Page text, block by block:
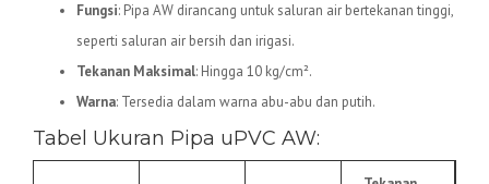
Fungsi: Pipa AW dirancang untuk saluran air bertekanan tinggi,
seperti saluran air bersih dan irigasi.
Tekanan Maksimal: Hingga 10 kg/cm².
Warna: Tersedia dalam warna abu-abu dan putih.
Tabel Ukuran Pipa uPVC AW: